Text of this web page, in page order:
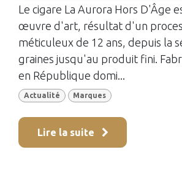
Le cigare La Aurora Hors D'Âge
œuvre d'art, résultat d'un
méticuleux de 12 ans, depuis la
graines jusqu'au produit fini.
en République domi...
Actualité Marques
Lire la suite